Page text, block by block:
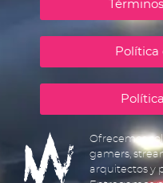
Política
Ofrecemos
gamers,
arquitectos y